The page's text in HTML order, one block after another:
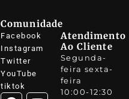
Comunidade
Facebook
Instagram
Twitter
YouTube
tiktok
Atendimento
Ao Cliente
Segunda-
feira sexta-
feira
10:00-12:30